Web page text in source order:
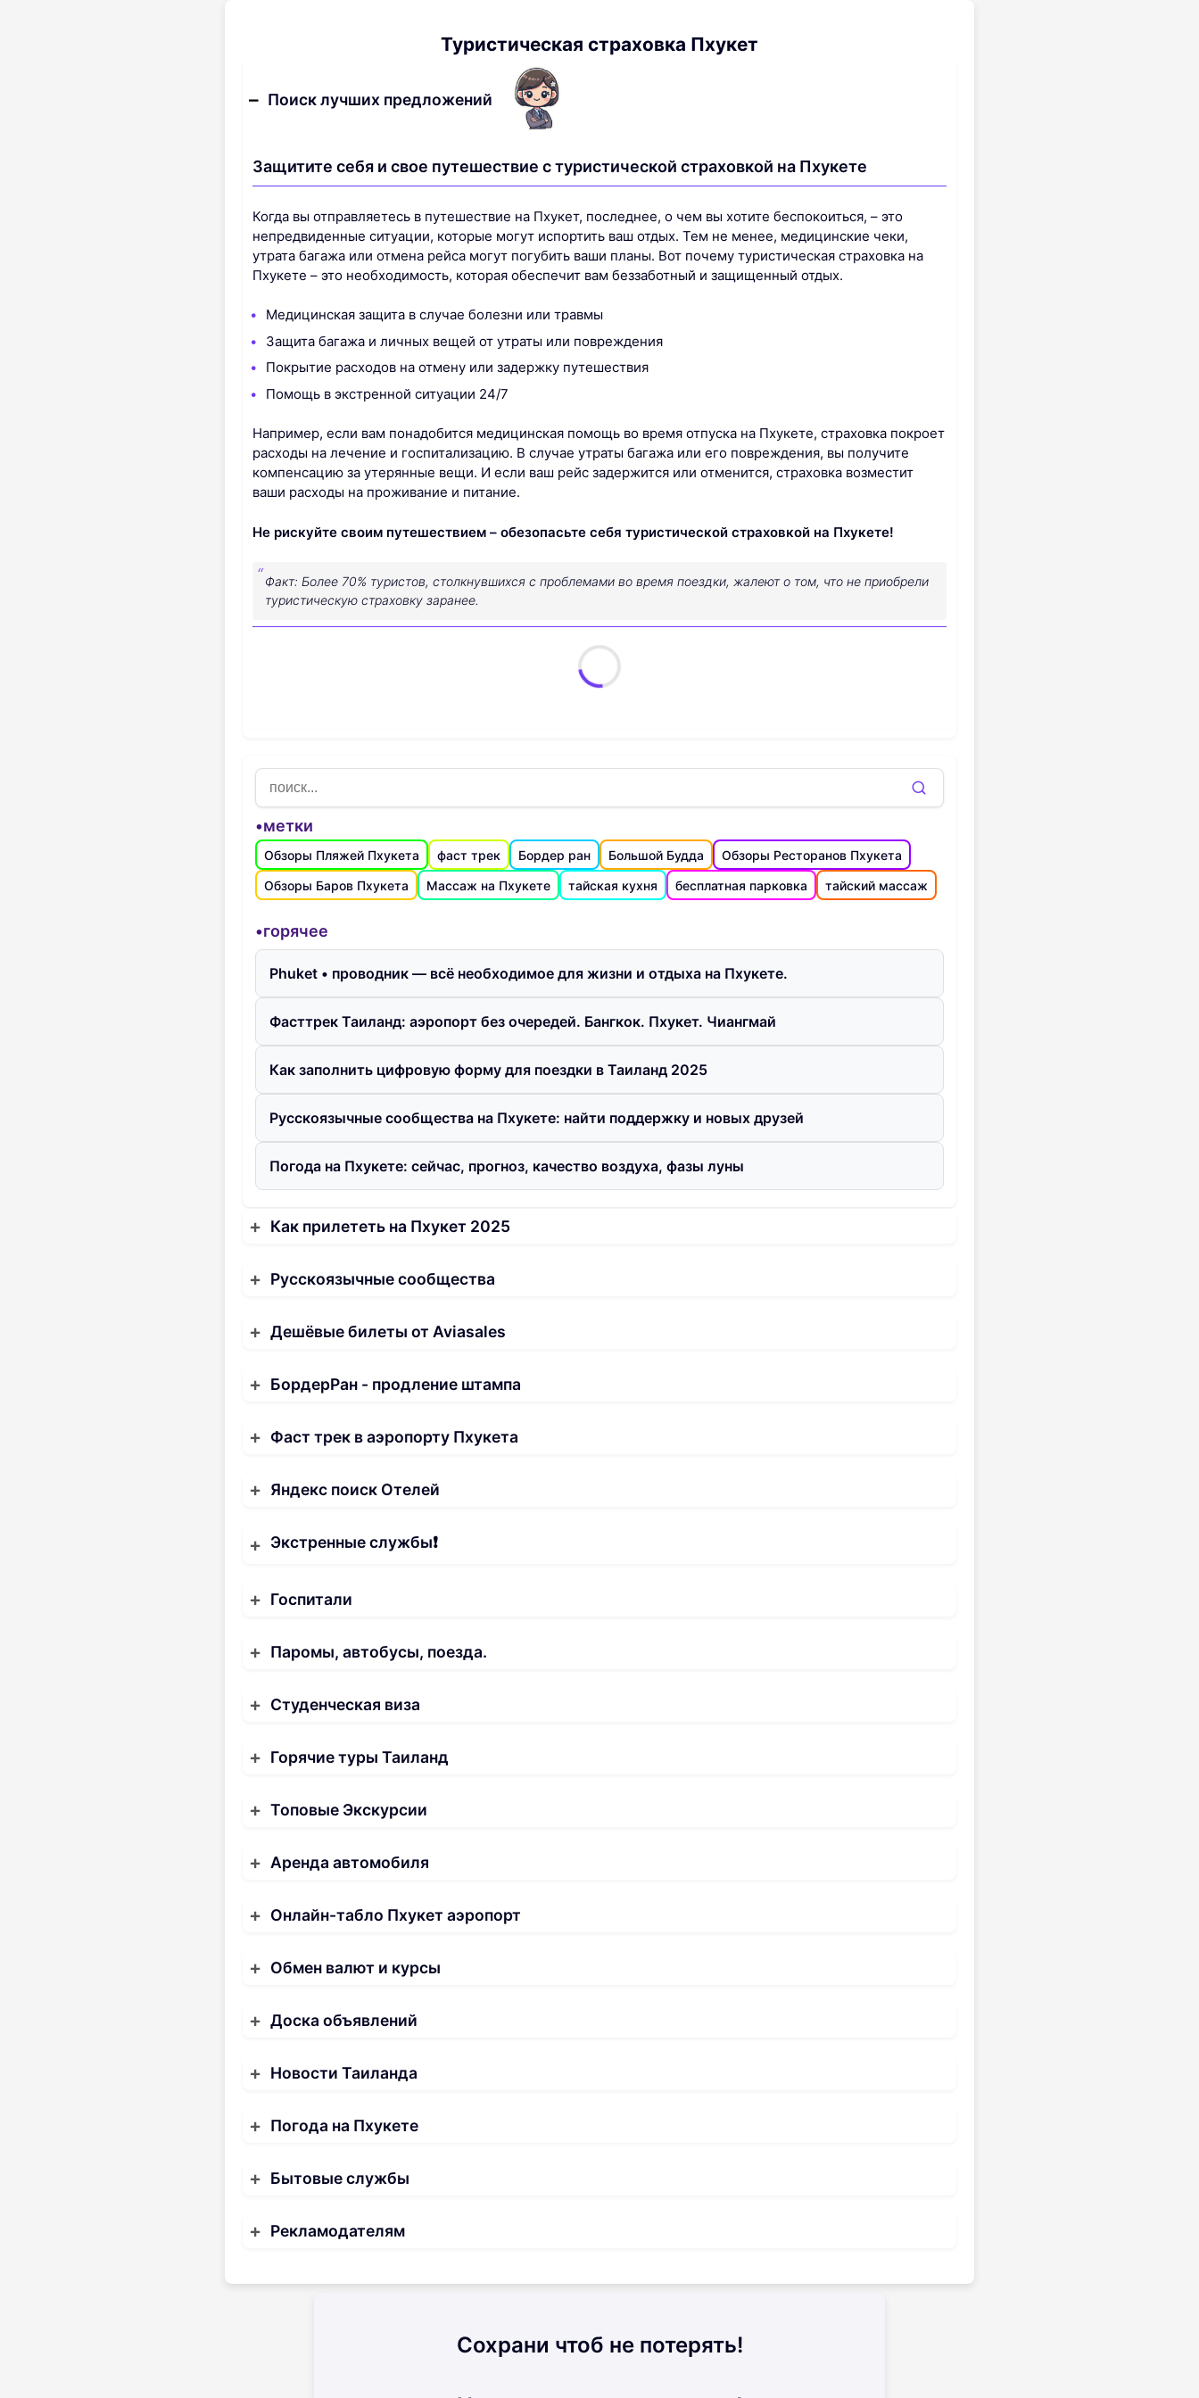
Туристическая страховка Пхукет
Поиск лучших предложений
Защитите себя и свое путешествие с туристической страховкой на Пхукете
Когда вы отправляетесь в путешествие на Пхукет, последнее, о чем вы хотите беспокоиться, – это
непредвиденные ситуации, которые могут испортить ваш отдых. Тем не менее, медицинские чеки,
утрата багажа или отмена рейса могут погубить ваши планы. Вот почему туристическая страховка на
Пхукете – это необходимость, которая обеспечит вам беззаботный и защищенный отдых.
Медицинская защита в случае болезни или травмы
Защита багажа и личных вещей от утраты или повреждения
Покрытие расходов на отмену или задержку путешествия
Помощь в экстренной ситуации 24/7
Например, если вам понадобится медицинская помощь во время отпуска на Пхукете, страховка покроет
расходы на лечение и госпитализацию. В случае утраты багажа или его повреждения, вы получите
компенсацию за утерянные вещи. И если ваш рейс задержится или отменится, страховка возместит
ваши расходы на проживание и питание.
Не рискуйте своим путешествием – обезопасьте себя туристической страховкой на Пхукете!
Факт: Более 70% туристов, столкнувшихся с проблемами во время поездки, жалеют о том, что не приобрели
туристическую страховку заранее.
•метки
Обзоры Пляжей Пхукета фаст трек Бордер ран Большой Будда
Обзоры Ресторанов Пхукета
Обзоры Баров Пхукета
Массаж на Пхукете тайская кухня бесплатная парковка тайский массаж
•горячее
Phuket • проводник — всё необходимое для жизни и отдыха на Пхукете.
Фасттрек Таиланд: аэропорт без очередей. Бангкок. Пхукет. Чиангмай
Как заполнить цифровую форму для поездки в Таиланд 2025
Русскоязычные сообщества на Пхукете: найти поддержку и новых друзей
Погода на Пхукете: сейчас, прогноз, качество воздуха, фазы луны
Как прилететь на Пхукет 2025
Русскоязычные сообщества
Дешёвые билеты от Aviasales
БордерРан - продление штампа
Фаст трек в аэропорту Пхукета
Яндекс поиск Отелей
Экстренные службы❗️
Госпитали
Паромы, автобусы, поезда.
Студенческая виза
Горячие туры Таиланд
Топовые Экскурсии
Аренда автомобиля
Онлайн-табло Пхукет аэропорт
Обмен валют и курсы
Доска объявлений
Новости Таиланда
Погода на Пхукете
Бытовые службы
Рекламодателям
Сохрани чтоб не потерять!